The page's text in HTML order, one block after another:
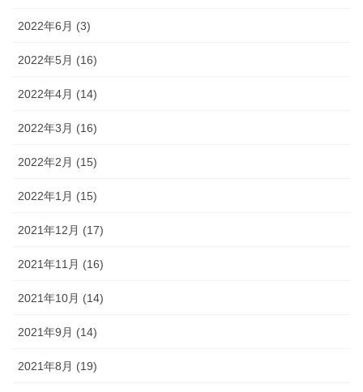
2022年6月 (3)
2022年5月 (16)
2022年4月 (14)
2022年3月 (16)
2022年2月 (15)
2022年1月 (15)
2021年12月 (17)
2021年11月 (16)
2021年10月 (14)
2021年9月 (14)
2021年8月 (19)